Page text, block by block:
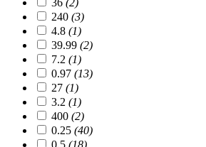
36 (2)
240 (3)
4.8 (1)
39.99 (2)
7.2 (1)
0.97 (13)
27 (1)
3.2 (1)
400 (2)
0.25 (40)
0.5 (18)